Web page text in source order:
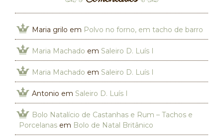
Maria grilo em Polvo no forno, em tacho de barro
Maria Machado em Saleiro D. Luís I
Maria Machado em Saleiro D. Luís I
Antonio em Saleiro D. Luís I
Bolo Natalício de Castanhas e Rum – Tachos e
Porcelanas em Bolo de Natal Britânico